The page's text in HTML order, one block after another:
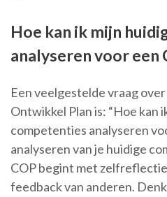
Hoe kan ik mijn
analyseren voor een
Een veelgestelde vraag
Ontwikkel Plan is: “Hoe kan
competenties analyseren
analyseren van je huidige
COP begint met
feedback van anderen.